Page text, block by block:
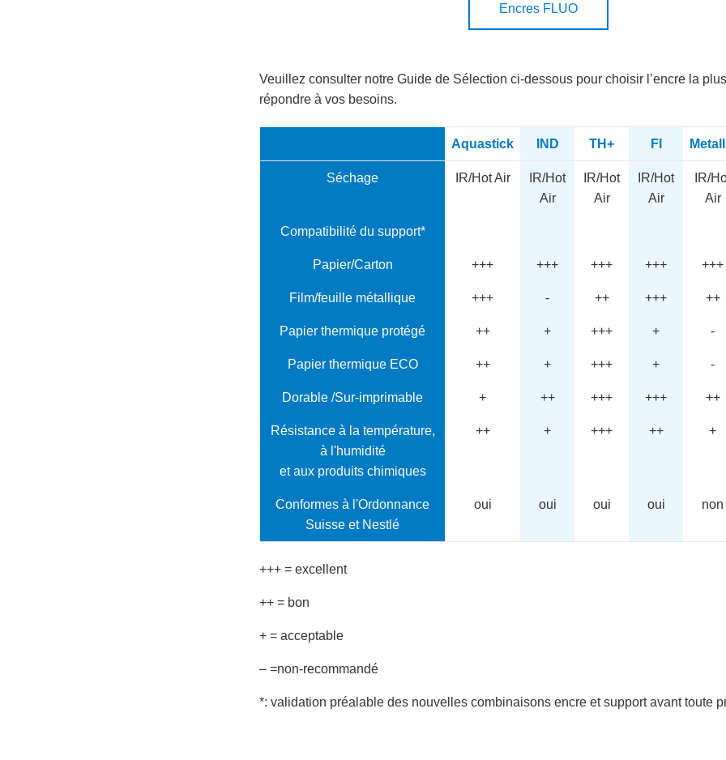
Encres FLUO
Veuillez consulter notre Guide de Sélection ci-dessous pour choisir l’encre la
répondre à vos besoins.
Aquastick IND TH+ FI
Séchage IR/Hot Air
IR/Hot
Air
IR/Hot
Air
IR/Hot
Air
IR/
Air
Compatibilité du support*
Papier/Carton +++ +++ +++ +++ +++
Film/feuille métallique +++ - ++ +++ ++
Papier thermique protégé ++ + +++ + -
Papier thermique ECO ++ + +++ + -
Dorable /Sur-imprimable + ++ +++ +++ ++
Résistance à la température,
à l'humidité
et aux produits chimiques
++ + +++ ++ +
Conformes à l'Ordonnance
Suisse et Nestlé
oui oui oui oui non
+++ = excellent
++ = bon
+ = acceptable
– =non-recommandé
*: validation préalable des nouvelles combinaisons encre et support avant toute